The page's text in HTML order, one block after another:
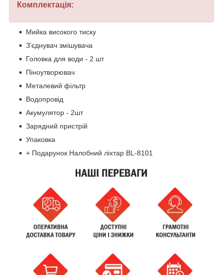
Комплектація:
Мийка високого тиску
З'єднувач змішувача
Головка для води - 2 шт
Піноутворювач
Металевий фільтр
Водопровід
Акумулятор - 2шт
Зарядний пристрій
Упаковка
+ Подарунок Налобний ліхтар BL-8101